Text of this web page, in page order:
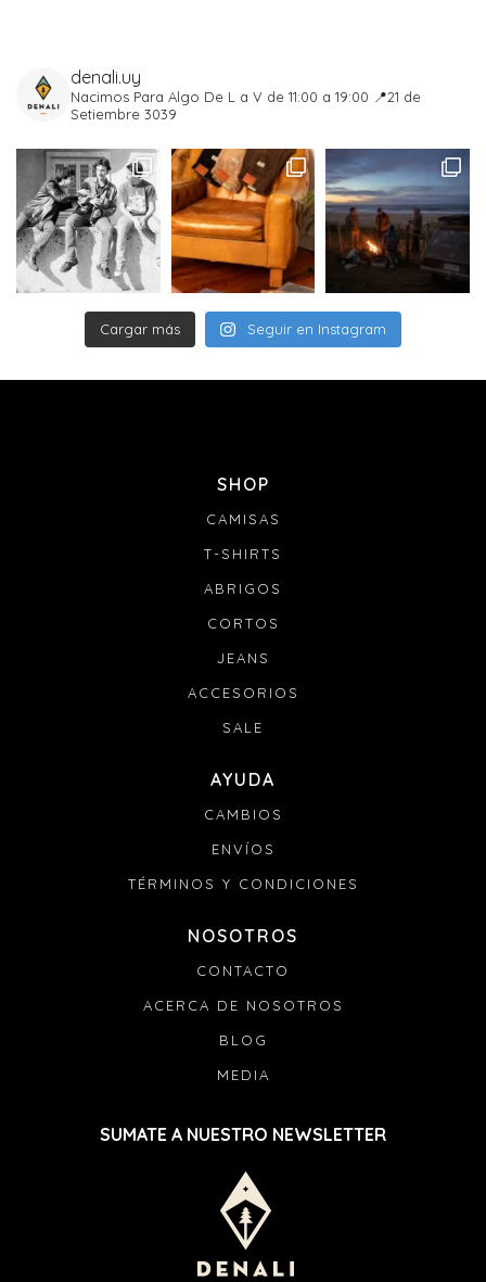
denali.uy
Nacimos Para Algo De L a V de 11:00 a 19:00 📍21 de
Setiembre 3039
Cargar más Seguir en Instagram
SHOP
CAMISAS
T-SHIRTS
ABRIGOS
CORTOS
JEANS
ACCESORIOS
SALE
AYUDA
CAMBIOS
ENVÍOS
TÉRMINOS Y CONDICIONES
NOSOTROS
CONTACTO
ACERCA DE NOSOTROS
BLOG
MEDIA
SUMATE A NUESTRO NEWSLETTER